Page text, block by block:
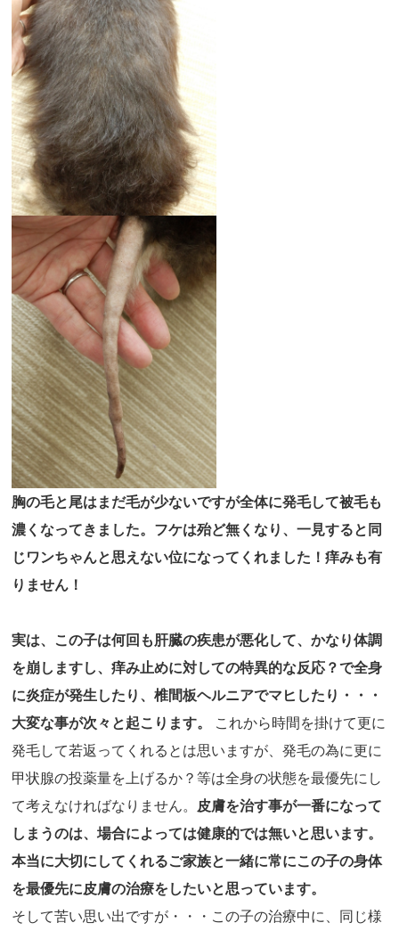
胸の毛と尾はまだ毛が少ないですが全体に発毛して被毛も
濃くなってきました。フケは殆ど無くなり、一見すると同
じワンちゃんと思えない位になってくれました！痒みも有
りません！
実は、この子は何回も肝臓の疾患が悪化して、かなり体調
を崩しますし、痒み止めに対しての特異的な反応？で全身
に炎症が発生したり、椎間板ヘルニアでマヒしたり・・・
大変な事が次々と起こります。
これから時間を掛けて更に
発毛して若返ってくれるとは思いますが、発毛の為に更に
甲状腺の投薬量を上げるか？等は全身の状態を最優先にし
て考えなければなりません。 皮膚を治す事が一番になって
しまうのは、場合によっては健康的では無いと思います。
本当に大切にしてくれるご家族と一緒に常にこの子の身体
を最優先に皮膚の治療をしたいと思っています。
そして苦い思い出ですが・・・この子の治療中に、同じ様